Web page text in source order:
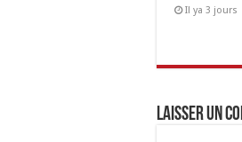
Il ya 3 jours
Laisser un